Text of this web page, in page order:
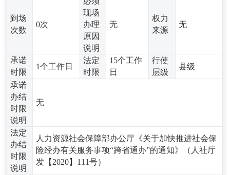
到场
次数
0次
现场
办理
原因
说明
无
权力
来源
无
承诺
时限
1个工作日
法定
时限
15个工作
日
行使
层级
县级
承诺
办结
时限
说明
无
法定
办结
时限
说明
人力资源社会保障部办公厅《关于加快推进社会保
险经办有关服务事项“跨省通办”的通知》（人社厅
发【2020】111号）